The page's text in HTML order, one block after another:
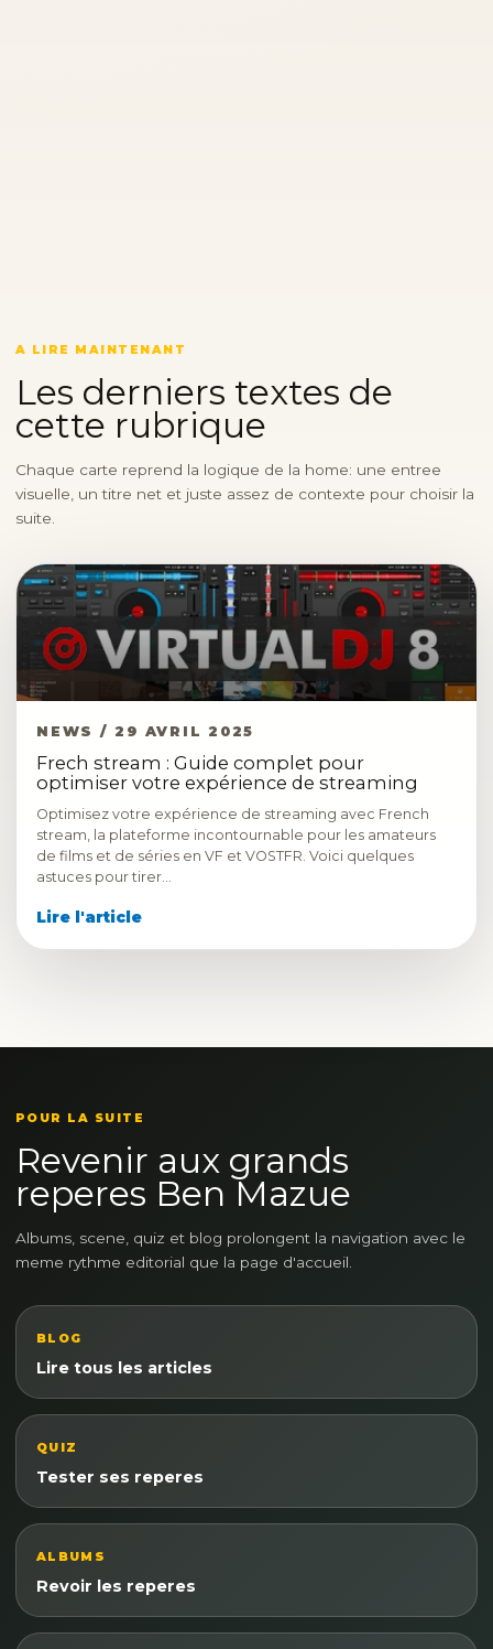
A LIRE MAINTENANT
Les derniers textes de
cette rubrique
Chaque carte reprend la logique de la home: une entree
visuelle, un titre net et juste assez de contexte pour choisir la
suite.
NEWS / 29 AVRIL 2025
Frech stream : Guide complet pour
optimiser votre expérience de streaming
Optimisez votre expérience de streaming avec French
stream, la plateforme incontournable pour les amateurs
de films et de séries en VF et VOSTFR. Voici quelques
astuces pour tirer…
Lire l'article
POUR LA SUITE
Revenir aux grands
reperes Ben Mazue
Albums, scene, quiz et blog prolongent la navigation avec le
meme rythme editorial que la page d'accueil.
BLOG
Lire tous les articles
QUIZ
Tester ses reperes
ALBUMS
Revoir les reperes